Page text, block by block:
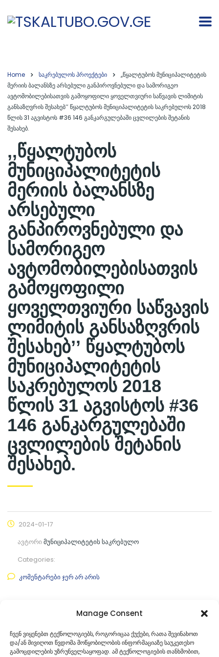
Manage Consent
ჩვენ ვიყენებთ ტექნოლოგიებს, როგორიცაა ქუქები, რათა შევინახოთ
და/ან მივიღოთ წვდომა მოწყობილობის ინფორმაციაზე საუკეთესო
გამოცდილების უზრუნველსაყოფად. ამ ტექნოლოგიების თანხმობით,
Home საკრებულოს პროექტები
,,წყალტუბოს მუნიციპალიტეტის
მერიის ბალანსზე არსებული განპიროვნებული და სამორიგეო
ავტომობილებისათვის გამოყოფილი ყოველთვიური საწვავის ლიმიტის
განსაზღვრის შესახებ’’ წყალტუბოს მუნიციპალიტეტის საკრებულოს 2018
წლის 31 აგვისტოს #36 146 განკარგულებაში ცვლილების შეტანის
შესახებ.
,,წყალტუბოს
მუნიციპალიტეტის
მერიის ბალანსზე
არსებული
განპიროვნებული და
სამორიგეო
ავტომობილებისათვის
გამოყოფილი
ყოველთვიური საწვავის
ლიმიტის განსაზღვრის
შესახებ’’ წყალტუბოს
მუნიციპალიტეტის
საკრებულოს 2018
წლის 31 აგვისტოს #36
146 განკარგულებაში
ცვლილების შეტანის
შესახებ.
2024-01-17
ავტორი მუნიციპალიტეტის საკრებულო
Categories:
კომენტარები ჯერ არ არის
ფაილის ნახვა
ფაილის ტიპი:pdf
კატეგორიასაკრებულოს პროექტები